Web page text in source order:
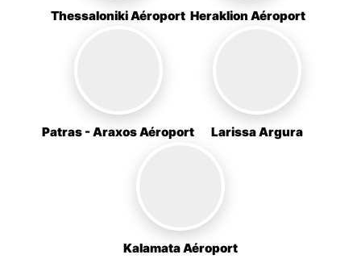
Thessaloniki Aéroport Heraklion Aéroport
Patras - Araxos Aéroport Larissa Argura
Kalamata Aéroport